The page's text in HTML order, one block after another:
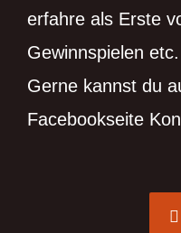
erfahre als Erste
Gewinnspielen etc.
Gerne kannst du
Facebookseite